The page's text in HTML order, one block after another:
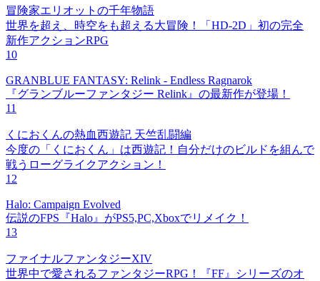
冒険家エリオットの千年物語
世界を超え、時空をも超える大冒険！「HD-2D」初の完全
新作アクションRPG
10
GRANBLUE FANTASY: Relink - Endless Ragnarok
『グランブルーファンタジー Relink』の最新作が登場！
11
くにおくんの熱血西遊記 天竺乱闘編
今度の「くにおくん」は西遊記！自分だけのビルドを組んで
戦うローグライクアクション！
12
Halo: Campaign Evolved
伝説のFPS『Halo』がPS5,PC,Xboxでリメイク！
13
ファイナルファンタジーXIV
世界中で愛されるファンタジーRPG！『FF』シリーズのオ